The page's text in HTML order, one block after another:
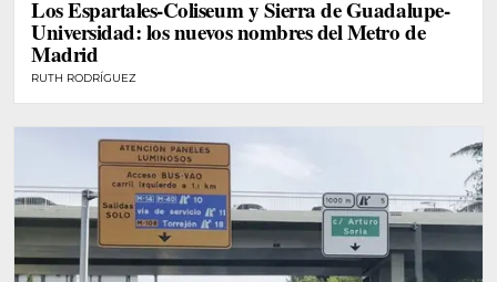
Los Espartales-Coliseum y Sierra de Guadalupe-
Universidad: los nuevos nombres del Metro de
Madrid
RUTH RODRÍGUEZ